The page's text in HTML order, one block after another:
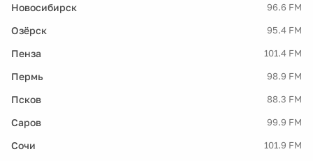
Новосибирск 96.6 FM
Озёрск 95.4 FM
Пенза 101.4 FM
Пермь 98.9 FM
Псков 88.3 FM
Саров 99.9 FM
Сочи 101.9 FM